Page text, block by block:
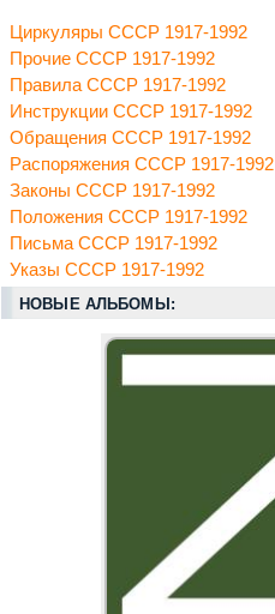
Циркуляры СССР 1917-1992
Прочие СССР 1917-1992
Правила СССР 1917-1992
Инструкции СССР 1917-1992
Обращения СССР 1917-1992
Распоряжения СССР 1917-1992
Законы СССР 1917-1992
Положения СССР 1917-1992
Письма СССР 1917-1992
Указы СССР 1917-1992
НОВЫЕ АЛЬБОМЫ: